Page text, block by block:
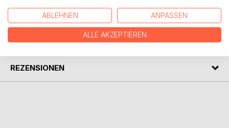
AUTOR/IN
PRESSESTIMMEN
REZENSIONEN
ABLEHNEN ANPASSEN
ALLE AKZEPTIEREN